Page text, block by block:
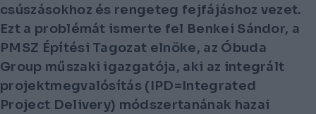
csúszásokhoz és rengeteg fejfájáshoz vezet.
Ezt a problémát ismerte fel Benkei Sándor, a
PMSZ Építési Tagozat elnöke, az Óbuda
Group műszaki igazgatója, aki az integrált
projektmegvalósítás (IPD=Integrated
Project Delivery) módszertanának hazai